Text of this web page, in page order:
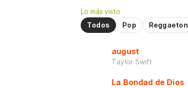
Lo más visto
Todos
Pop Reggaeton
august
Taylor Swift
La Bondad de Dios